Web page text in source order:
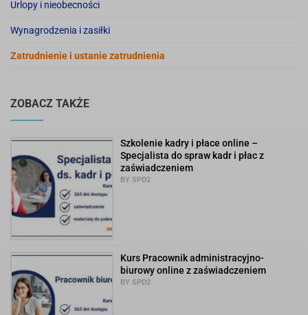
Urlopy i nieobecności
Wynagrodzenia i zasiłki
Zatrudnienie i ustanie zatrudnienia
ZOBACZ TAKŻE
Szkolenie kadry i płace online –
Specjalista do spraw kadr i płac z
zaświadczeniem
BY SPD2
Kurs Pracownik administracyjno-
biurowy online z zaświadczeniem
BY SPD2